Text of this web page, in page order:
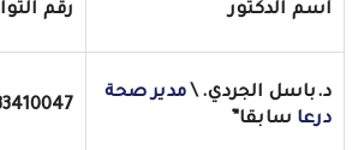
اسم الدكتور رقم
د.باسل الجردي. \ مدير صحة
درعا سابقا”